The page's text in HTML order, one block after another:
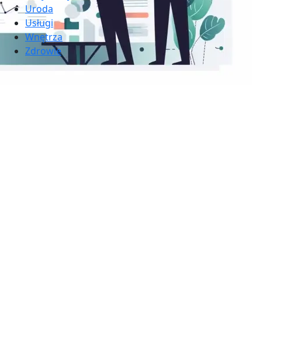
Uroda
Usługi
Wnętrza
Zdrowie